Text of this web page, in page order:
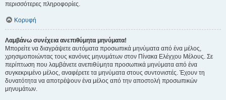
περισσότερες πληροφορίες.
Κορυφή
Λαμβάνω συνέχεια ανεπιθύμητα μηνύματα!
Μπορείτε να διαγράψετε αυτόματα προσωπικά μηνύματα από ένα μέλος,
χρησιμοποιώντας τους κανόνες μηνυμάτων στον Πίνακα Ελέγχου Μέλους. Σε
περίπτωση που λαμβάνετε ανεπιθύμητα προσωπικά μηνύματα από ένα
συγκεκριμένο μέλος, αναφέρετε τα μηνύματα στους συντονιστές. Έχουν τη
δυνατότητα να αποτρέψουν ένα μέλος από την αποστολή προσωπικών
μηνυμάτων.